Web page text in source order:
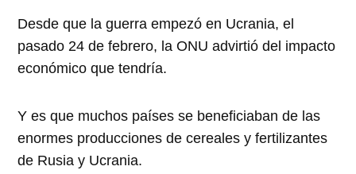
Desde que la guerra empezó en Ucrania, el
pasado 24 de febrero, la ONU advirtió del impacto
económico que tendría.
Y es que muchos países se beneficiaban de las
enormes producciones de cereales y fertilizantes
de Rusia y Ucrania.